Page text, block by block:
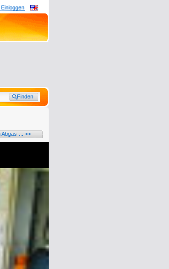
Einloggen
Abgas-... >>